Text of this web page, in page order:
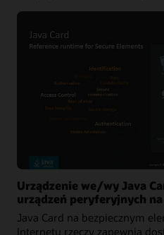
Urządzenie we/wy Java
urządzeń peryferyjnych
Java Card na bezpiecznym
Internetu rzeczy zapewnia